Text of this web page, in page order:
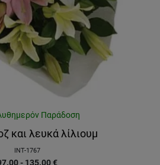
Παράδοση
και λευκά λίλιουμ
INT-1767
- 135.00€